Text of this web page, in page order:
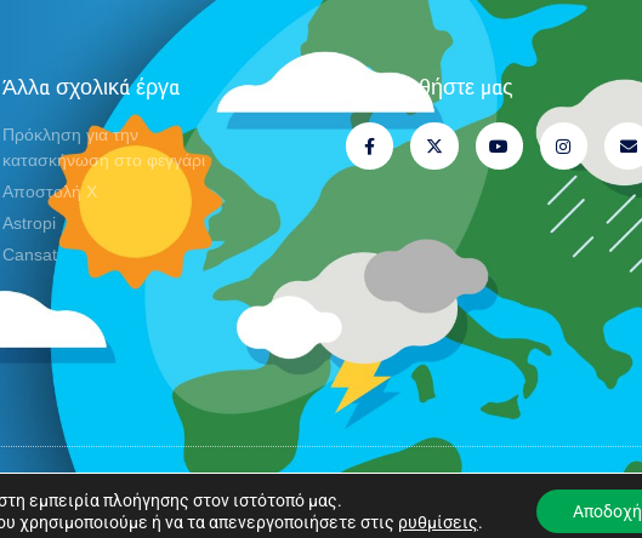
Άλλα σχολικά έργα
Πρόκληση για την
κατασκήνωση στο φεγγάρι
Αποστολή X
Astropi
Cansat
Ακολουθήστε μας
εμπειρία πλοήγησης στον ιστότοπό μας.
χρησιμοποιούμε ή να τα απενεργοποιήσετε στις ρυθμίσεις.
Αποδοχή